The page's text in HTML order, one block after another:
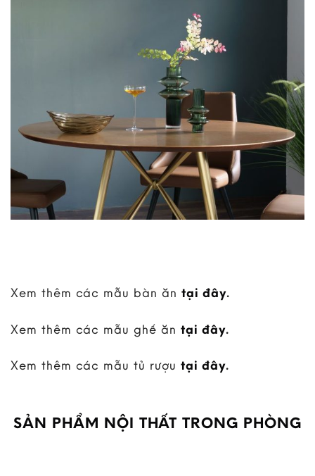
Xem thêm các mẫu bàn ăn tại đây.
Xem thêm các mẫu ghế ăn tại đây.
Xem thêm các mẫu tủ rượu tại đây.
SẢN PHẨM NỘI THẤT TRONG PHÒNG